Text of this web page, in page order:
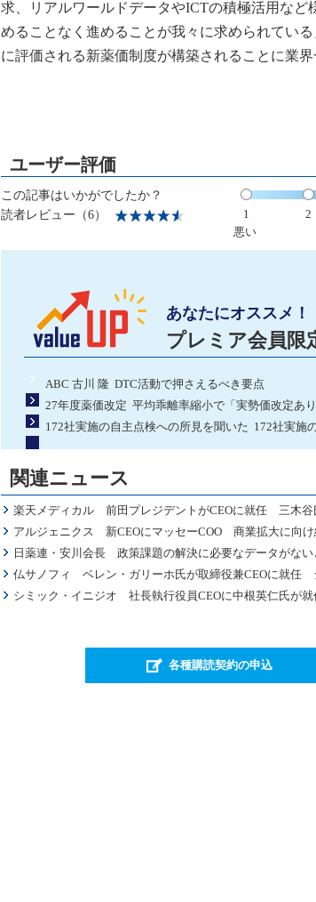
求、リアルワールドデータやICTの積極活用な
めることなく進めることが我々に求められてい
に評価される新薬価制度が構築されることに業
この記事はいかがでしたか？
読者レビュー（6）
1 2
悪い
あなたにオススメ！
プレミア会員限
ABC 古川 隆 DTC活動で押さえるべき要点
27年度薬価改定 平均乖離率縮小で「実勢価改定あり
172社実施の自主点検への所見を聞いた 172社実施
関連ニュース
楽天メディカル 前田プレジデントがCEOに就任 三木
アルジェニクス 新CEOにマッセーCOO 商業拡大に向
日薬連・安川会長 政策課題の解決に必要なデータがない
仏サノフィ ベレン・ガリーホ氏が取締役兼CEOに就任
シミック・イニジオ 社長執行役員CEOに中根英仁氏が
各種購読契約の申込